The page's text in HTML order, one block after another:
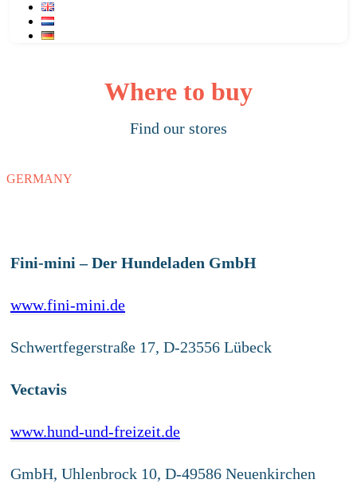
Where to buy
Find our stores
GERMANY
Fini-mini – Der Hundeladen GmbH
www.fini-mini.de
Schwertfegerstraße 17, D-23556 Lübeck
Vectavis
www.hund-und-freizeit.de
GmbH, Uhlenbrock 10, D-49586 Neuenkirchen